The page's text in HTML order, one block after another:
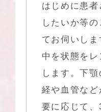
はじめに患
したいか等
てお伺いし
中を状態を
します。下
経や血管な
要に応じて